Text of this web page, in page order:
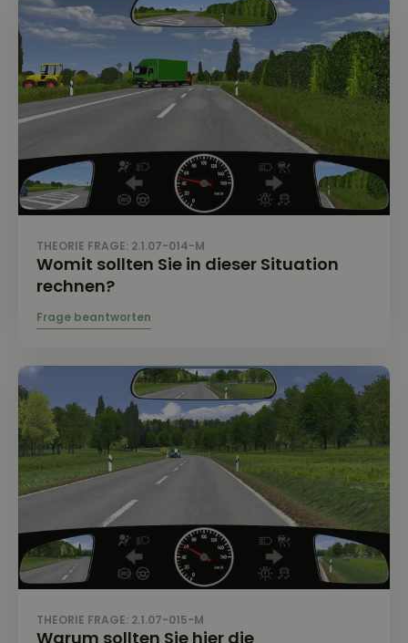
THEORIE FRAGE: 2.1.07-014-M
Womit sollten Sie in dieser Situation
rechnen?
THEORIE FRAGE: 2.1.07-015-M
Warum sollten Sie hier die